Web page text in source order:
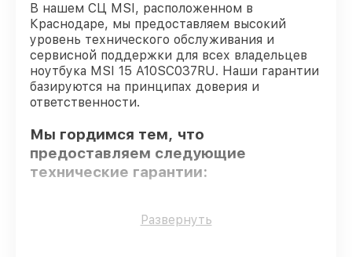
В нашем СЦ MSI, расположенном в
Краснодаре, мы предоставляем высокий
уровень технического обслуживания и
сервисной поддержки для всех владельцев
ноутбука MSI 15 A10SC037RU. Наши гарантии
базируются на принципах доверия и
ответственности.
Мы гордимся тем, что
предоставляем следующие
технические гарантии:
Оригинальные детали– для всех видов
Развернуть